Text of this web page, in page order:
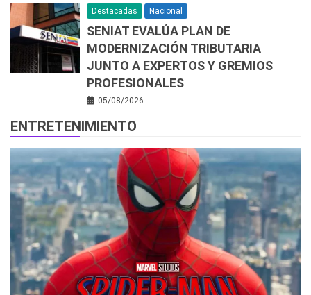
Destacadas Nacional
SENIAT EVALÚA PLAN DE
MODERNIZACIÓN TRIBUTARIA
JUNTO A EXPERTOS Y GREMIOS
PROFESIONALES
05/08/2026
ENTRETENIMIENTO